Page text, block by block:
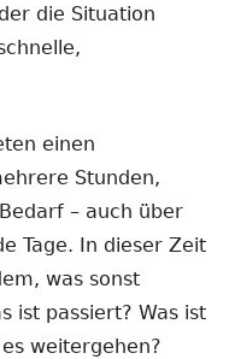
die Situation
einen
Stunden,
– auch über
Tage. In dieser Zeit
was sonst
ist passiert? Was ist
weitergehen?